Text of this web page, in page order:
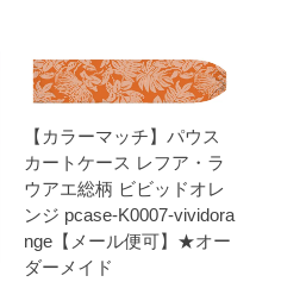
【カラーマッチ】パウス
カートケース レフア・ラ
ウアエ総柄 ビビッドオレ
ンジ pcase-K0007-vividora
nge【メール便可】★オー
ダーメイド